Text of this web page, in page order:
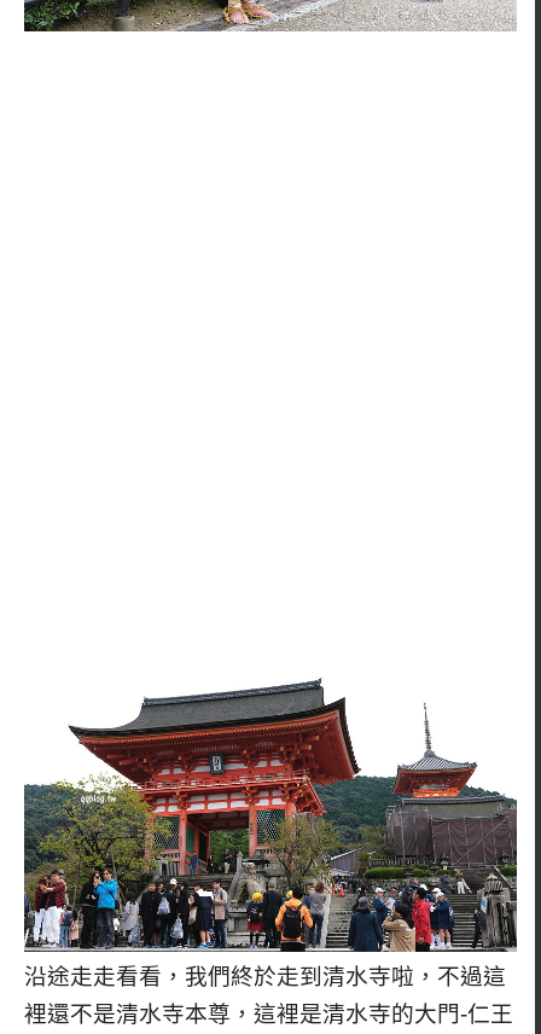
沿途走走看看，我們終於走到清水寺啦，不過這
裡還不是清水寺本尊，這裡是清水寺的大門-仁王